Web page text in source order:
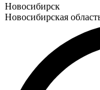
Новосибирск
Новосибирская